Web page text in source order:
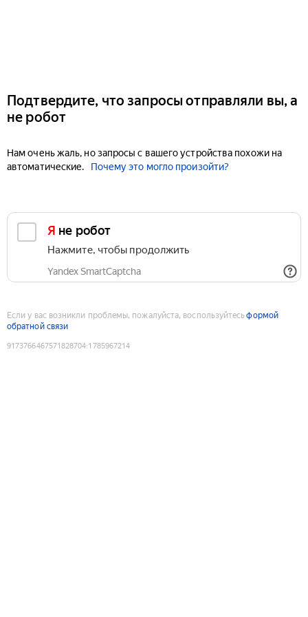
Подтвердите, что запросы отправляли вы, а
не робот
Нам очень жаль, но запросы с вашего устройства похожи на
автоматические.
Почему это могло произойти?
Я не робот
Нажмите, чтобы продолжить
Yandex SmartCaptcha
Если у вас возникли проблемы, пожалуйста, воспользуйтесьформой
обратной связи
9173766467571828704:1785967214